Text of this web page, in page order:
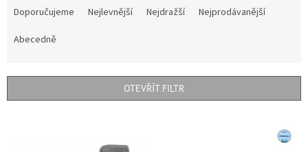
r
Doporučujeme Nejlevnější Nejdražší
Nejprodávanější
Abecedně
OTEVŘÍT FILTR